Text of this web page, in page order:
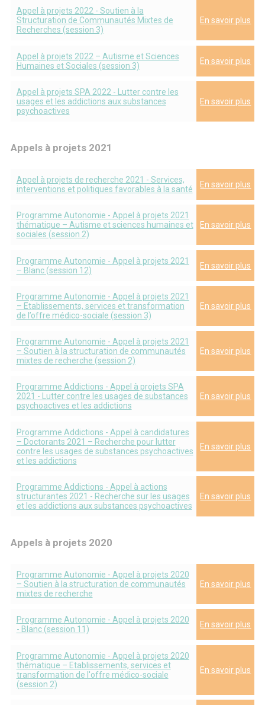
Appel à projets 2022 - Soutien à la
Structuration de Communautés Mixtes de
Recherches (session 3)
En savoir plus
Appel à projets 2022 – Autisme et Sciences
Humaines et Sociales (session 3)
En savoir plus
Appel à projets SPA 2022 - Lutter contre les
usages et les addictions aux substances
psychoactives
En savoir plus
Appels à projets 2021
Appel à projets de recherche 2021 - Services,
interventions et politiques favorables à la santé
En savoir plus
Programme Autonomie - Appel à projets 2021
thématique – Autisme et sciences humaines et
sociales (session 2)
En savoir plus
Programme Autonomie - Appel à projets 2021
– Blanc (session 12)
En savoir plus
Programme Autonomie - Appel à projets 2021
– Etablissements, services et transformation
de l’offre médico-sociale (session 3)
En savoir plus
Programme Autonomie - Appel à projets 2021
– Soutien à la structuration de communautés
mixtes de recherche (session 2)
En savoir plus
Programme Addictions - Appel à projets SPA
2021 - Lutter contre les usages de substances
psychoactives et les addictions
En savoir plus
Programme Addictions - Appel à candidatures
– Doctorants 2021 – Recherche pour lutter
contre les usages de substances psychoactives
et les addictions
En savoir plus
Programme Addictions - Appel à actions
structurantes 2021 - Recherche sur les usages
et les addictions aux substances psychoactives
En savoir plus
Appels à projets 2020
Programme Autonomie - Appel à projets 2020
– Soutien à la structuration de communautés
mixtes de recherche
En savoir plus
Programme Autonomie - Appel à projets 2020
- Blanc (session 11)
En savoir plus
Programme Autonomie - Appel à projets 2020
thématique – Etablissements, services et
transformation de l'offre médico-sociale
(session 2)
En savoir plus